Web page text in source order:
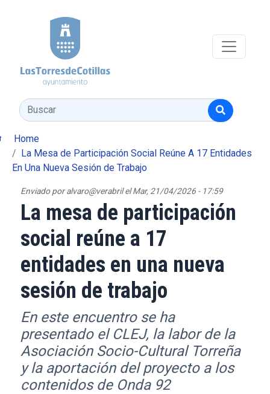
Buscar
Home
La Mesa de Participación Social Reúne A 17 Entidades
En Una Nueva Sesión de Trabajo
Enviado poralvaro@verabril elMar, 21/04/2026 - 17:59
La mesa de participación
social reúne a 17
entidades en una nueva
sesión de trabajo
En este encuentro se ha
presentado el CLEJ, la labor de la
Asociación Socio-Cultural Torreña
y la aportación del proyecto a los
contenidos de Onda 92